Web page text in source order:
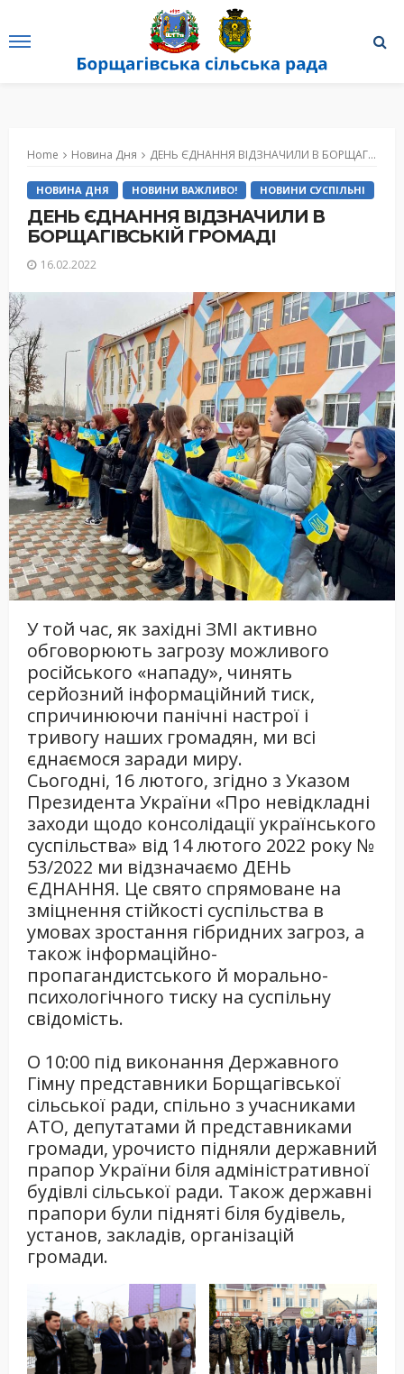
Home Новина Дня ДЕНЬ ЄДНАННЯ ВІДЗНАЧИЛИ В БОРЩАГІВСЬКІЙ ГРОМАДІ
НОВИНА ДНЯ НОВИНИ ВАЖЛИВО! НОВИНИ СУСПІЛЬНІ
ДЕНЬ ЄДНАННЯ ВІДЗНАЧИЛИ В
БОРЩАГІВСЬКІЙ ГРОМАДІ
16.02.2022
У той час, як західні ЗМІ активно
обговорюють загрозу можливого
російського «нападу», чинять
серйозний інформаційний тиск,
спричинюючи панічні настрої і
тривогу наших громадян, ми всі
єднаємося заради миру.
Сьогодні, 16 лютого, згідно з Указом
Президента України «Про невідкладні
заходи щодо консолідації українського
суспільства» від 14 лютого 2022 року №
53/2022 ми відзначаємо ДЕНЬ
ЄДНАННЯ. Це свято спрямоване на
зміцнення стійкості суспільства в
умовах зростання гібридних загроз, а
також інформаційно-
пропагандистського й морально-
психологічного тиску на суспільну
свідомість.
О 10:00 під виконання Державного
Гімну представники Борщагівської
сільської ради, спільно з учасниками
АТО, депутатами й представниками
громади, урочисто підняли державний
прапор України біля адміністративної
будівлі сільської ради. Також державні
прапори були підняті біля будівель,
установ, закладів, організацій
громади.